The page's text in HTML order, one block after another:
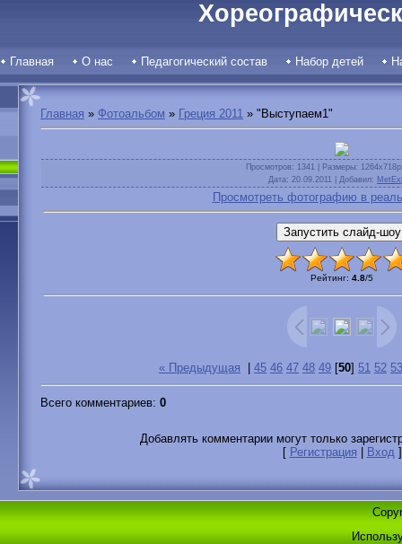
Главная О нас Педагогический состав Набор детей
Главная » Фотоальбом » Греция 2011 » "Выступаем1"
Просмотров: 1341 | Размеры:
Дата: 20.09.2011 | Добавил:
Просмотреть фотографию в
Рейтинг: 4.8/5
« Предыдущая 45 46 47 48 49 [50] 51 52 53
Всего комментариев: 0
Добавлять комментарии могут только
[ Регистрация Вход]